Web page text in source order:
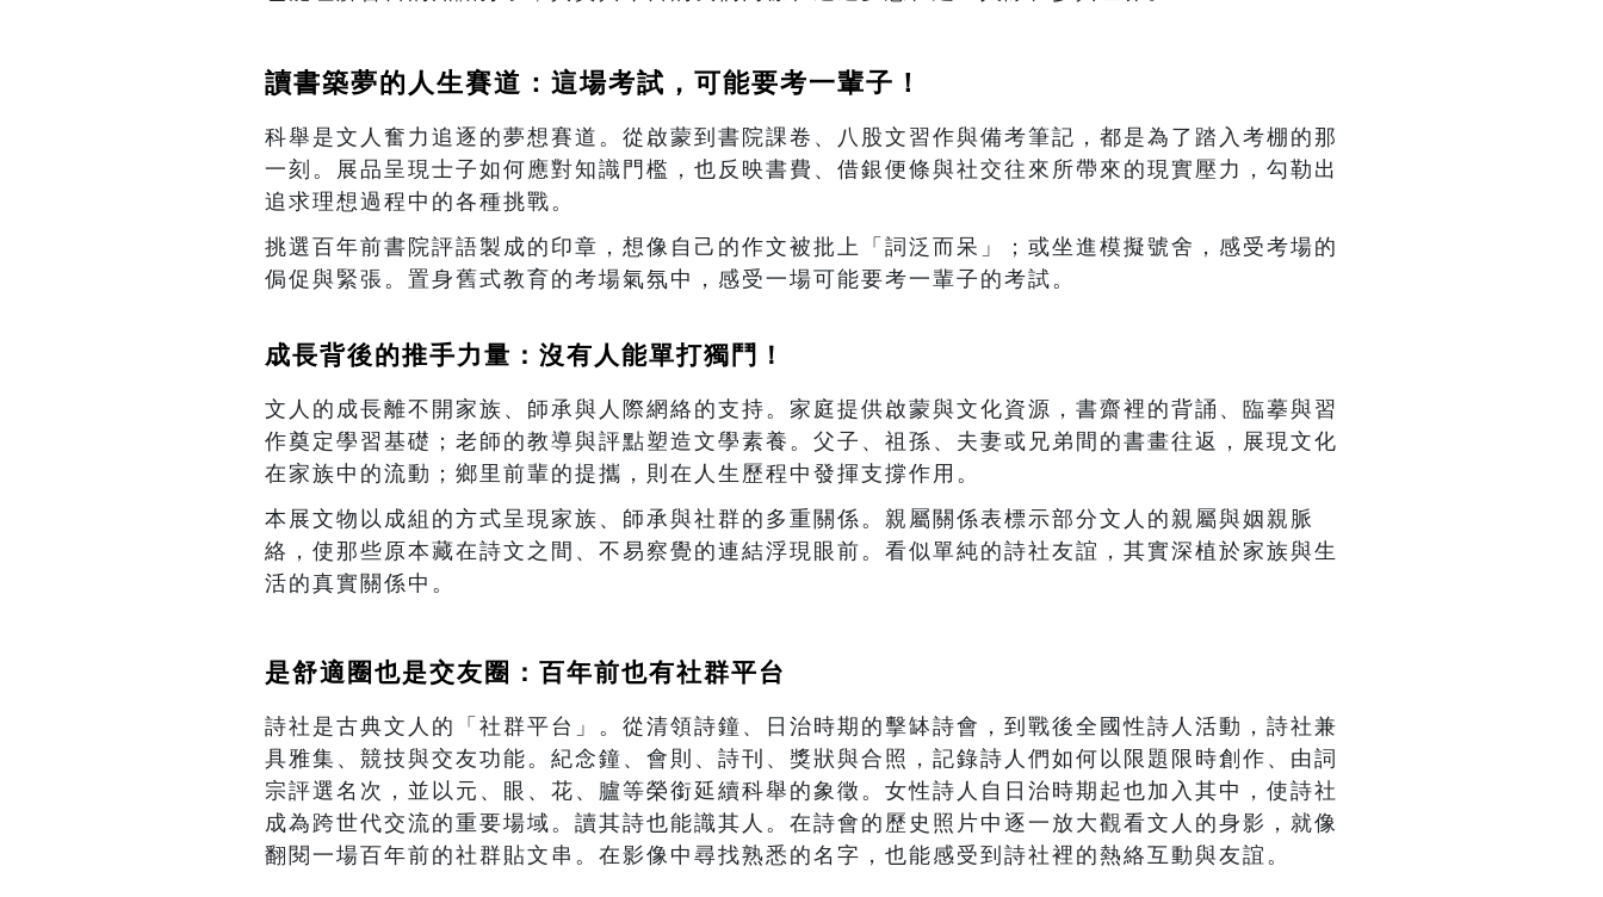
讀書築夢的人生賽道：這場考試，可能要考一輩子！
科舉是文人奮力追逐的夢想賽道。從啟蒙到書院課卷、八股文習作與備考筆記，都是為了踏入考棚的那
一刻。展品呈現士子如何應對知識門檻，也反映書費、借銀便條與社交往來所帶來的現實壓力，勾勒出
追求理想過程中的各種挑戰。
挑選百年前書院評語製成的印章，想像自己的作文被批上「詞泛而呆」；或坐進模擬號舍，感受考場的
侷促與緊張。置身舊式教育的考場氣氛中，感受一場可能要考一輩子的考試。
成長背後的推手力量：沒有人能單打獨鬥！
文人的成長離不開家族、師承與人際網絡的支持。家庭提供啟蒙與文化資源，書齋裡的背誦、臨摹與習
作奠定學習基礎；老師的教導與評點塑造文學素養。父子、祖孫、夫妻或兄弟間的書畫往返，展現文化
在家族中的流動；鄉里前輩的提攜，則在人生歷程中發揮支撐作用。
本展文物以成組的方式呈現家族、師承與社群的多重關係。親屬關係表標示部分文人的親屬與姻親脈
絡，使那些原本藏在詩文之間、不易察覺的連結浮現眼前。看似單純的詩社友誼，其實深植於家族與生
活的真實關係中。
是舒適圈也是交友圈：百年前也有社群平台
詩社是古典文人的「社群平台」。從清領詩鐘、日治時期的擊缽詩會，到戰後全國性詩人活動，詩社兼
具雅集、競技與交友功能。紀念鐘、會則、詩刊、獎狀與合照，記錄詩人們如何以限題限時創作、由詞
宗評選名次，並以元、眼、花、臚等榮銜延續科舉的象徵。女性詩人自日治時期起也加入其中，使詩社
成為跨世代交流的重要場域。讀其詩也能識其人。在詩會的歷史照片中逐一放大觀看文人的身影，就像
翻閱一場百年前的社群貼文串。在影像中尋找熟悉的名字，也能感受到詩社裡的熱絡互動與友誼。